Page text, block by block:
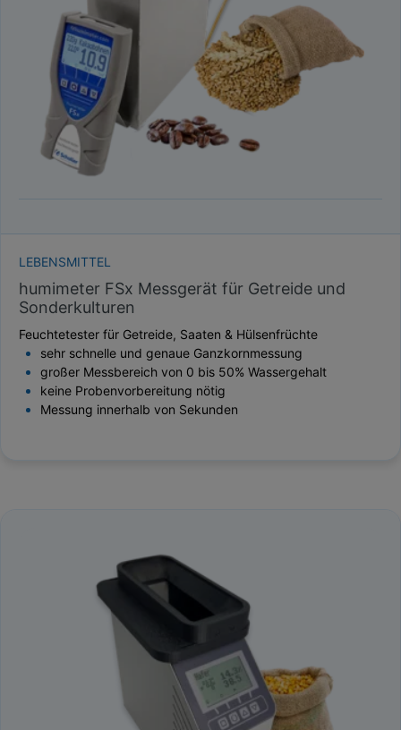
TAUPUNKT
SCHÜTTDICHTE
ATRO/M³
GEWICHT / MASSE
LEBENSMITTEL
humimeter FSx Messgerät für Getreide und
Sonderkulturen
Feuchtetester für Getreide, Saaten & Hülsenfrüchte
sehr schnelle und genaue Ganzkornmessung
großer Messbereich von 0 bis 50% Wassergehalt
keine Probenvorbereitung nötig
Messung innerhalb von Sekunden